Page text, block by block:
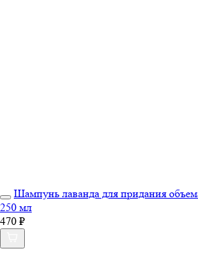
Шампунь лаванда для придания
250 мл
470 ₽